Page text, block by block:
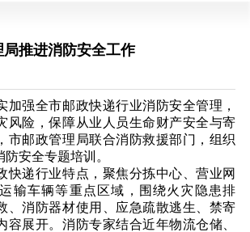
推进消防安全工作
强全市邮政快递行业消防安全管理，
风险，保障从业人员生命财产安全与寄
市邮政管理局联合消防救援部门，组织
安全专题培训。
递行业特点，聚焦分拣中心、营业网
输车辆等重点区域，围绕火灾隐患排
、消防器材使用、应急疏散逃生、禁寄
容展开。消防专家结合近年物流仓储、